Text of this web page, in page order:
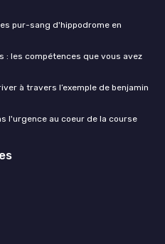
pur-sang d'hippodrome en
: les compétences que vous avez
à travers l’exemple de benjamin
l'urgence au coeur de la course